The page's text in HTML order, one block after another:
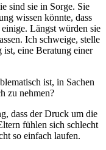
sind sie in Sorge. Sie
wissen könnte, dass
Längst würden sie
Ich schweige, stelle
eine Beratung einer
ist, in Sachen
zu nehmen?
dass der Druck um die
fühlen sich schlecht
so einfach laufen.